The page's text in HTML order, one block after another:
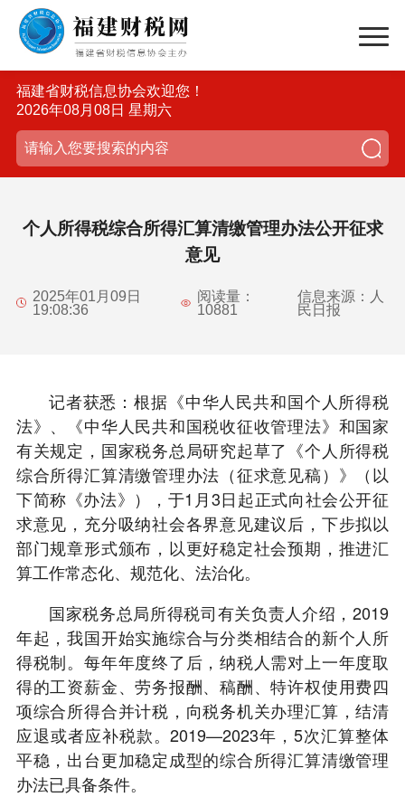
福建省财税信息协会欢迎您！
2026年08月08日 星期六
个人所得税综合所得汇算清缴管理办法公开征求
意见
2025年01月09日
19:08:36
阅读量：
10881
信息来源：人
民日报
记者获悉：根据《中华人民共和国个人所得税
法》、《中华人民共和国税收征收管理法》和国家
有关规定，国家税务总局研究起草了《个人所得税
综合所得汇算清缴管理办法（征求意见稿）》（以
下简称《办法》），于1月3日起正式向社会公开征
求意见，充分吸纳社会各界意见建议后，下步拟以
部门规章形式颁布，以更好稳定社会预期，推进汇
算工作常态化、规范化、法治化。
国家税务总局所得税司有关负责人介绍，2019
年起，我国开始实施综合与分类相结合的新个人所
得税制。每年年度终了后，纳税人需对上一年度取
得的工资薪金、劳务报酬、稿酬、特许权使用费四
项综合所得合并计税，向税务机关办理汇算，结清
应退或者应补税款。2019—2023年，5次汇算整体
平稳，出台更加稳定成型的综合所得汇算清缴管理
办法已具备条件。